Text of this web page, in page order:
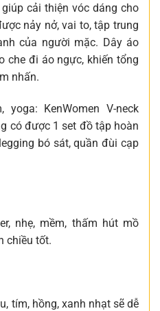
cải thiện vóc dáng cho
nảy nở, vai to, tập trung
của người mặc. Dây áo
che đi áo ngực, khiến tổng
nhấn.
KenWomen V-neck
có được 1 set đồ tập hoàn
bó sát, quần đùi cạp
nhẹ, mềm, thấm hút mồ
chiều tốt.
tím, hồng, xanh nhạt sẽ dễ